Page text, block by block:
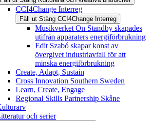
CCI4Change Interreg
Fäll ut Stäng CCI4Change Interreg
Musikverket On Standby skapades
utifrån apparaters energiförbrukning
Edit Szabó skapar konst av
övergivet industriavfall för att
minska energiförbrukning
Create, Adapt, Sustain
Cross Innovation Southern Sweden
Learn, Create, Engage
Regional Skills Partnership Skåne
och serier